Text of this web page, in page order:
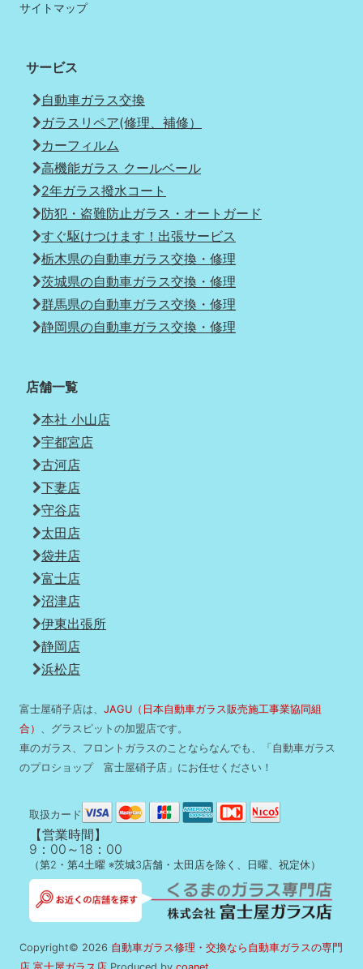
サイトマップ
サービス
自動車ガラス交換
ガラスリペア(修理、補修）
カーフィルム
高機能ガラス クールベール
2年ガラス撥水コート
防犯・盗難防止ガラス・オートガード
すぐ駆けつけます！出張サービス
栃木県の自動車ガラス交換・修理
茨城県の自動車ガラス交換・修理
群馬県の自動車ガラス交換・修理
静岡県の自動車ガラス交換・修理
店舗一覧
本社 小山店
宇都宮店
古河店
下妻店
守谷店
太田店
袋井店
富士店
沼津店
伊東出張所
静岡店
浜松店
富士屋硝子店は、 JAGU（日本自動車ガラス販売施工事業協同組
合） 、グラスピットの加盟店です。
車のガラス、フロントガラスのことならなんでも、「自動車ガラス
のプロショップ 富士屋硝子店」にお任せください！
取扱カード
【営業時間】
9：00～18：00
（第2・第4土曜 ※茨城3店舗・太田店を除く、日曜、祝定休）
Copyright© 2026 自動車ガラス修理・交換なら自動車ガラスの専門